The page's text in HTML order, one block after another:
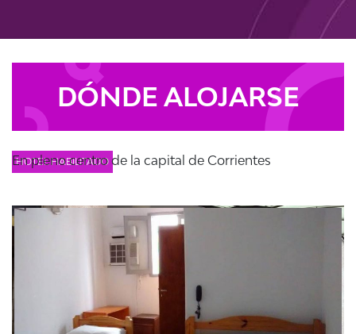
DÓNDE ALOJARSE
En pleno centro de la capital de Corrientes